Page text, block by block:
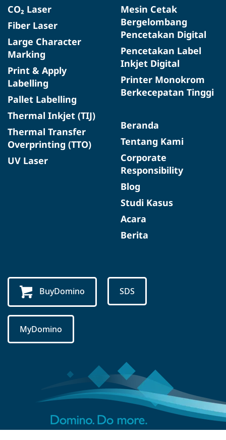
CO₂ Laser
Fiber Laser
Large Character
Marking
Print & Apply
Labelling
Pallet Labelling
Thermal Inkjet (TIJ)
Thermal Transfer
Overprinting (TTO)
UV Laser
Mesin Cetak
Bergelombang
Pencetakan Digital
Pencetakan Label
Inkjet Digital
Printer Monokrom
Berkecepatan Tinggi
Beranda
Tentang Kami
Corporate
Responsibility
Blog
Studi Kasus
Acara
Berita
BuyDomino SDS
MyDomino